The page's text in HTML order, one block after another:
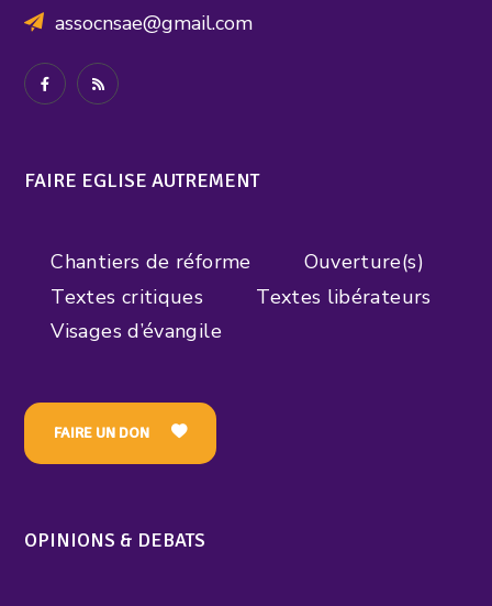
assocnsae@gmail.com
FAIRE EGLISE AUTREMENT
Chantiers de réforme
Ouverture(s)
Textes critiques
Textes libérateurs
Visages d’évangile
FAIRE UN DON
OPINIONS & DEBATS